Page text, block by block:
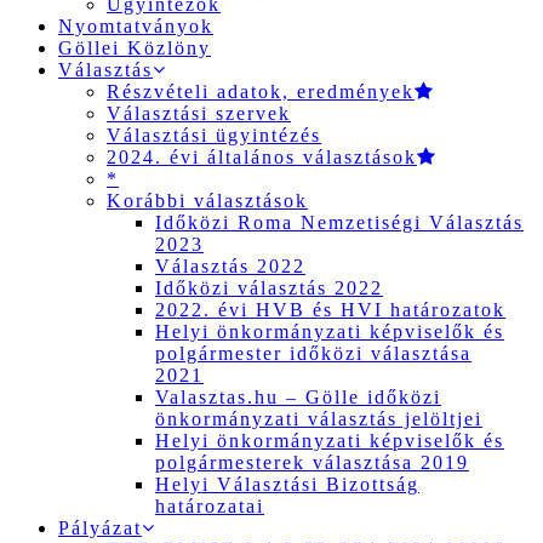
Ügyintézők
Nyomtatványok
Göllei Közlöny
Választás
Részvételi adatok, eredmények
Választási szervek
Választási ügyintézés
2024. évi általános választások
*
Korábbi választások
Időközi Roma Nemzetiségi Választás
2023
Választás 2022
Időközi választás 2022
2022. évi HVB és HVI határozatok
Helyi önkormányzati képviselők és
polgármester időközi választása
2021
Valasztas.hu – Gölle időközi
önkormányzati választás jelöltjei
Helyi önkormányzati képviselők és
polgármesterek választása 2019
Helyi Választási Bizottság
határozatai
Pályázat